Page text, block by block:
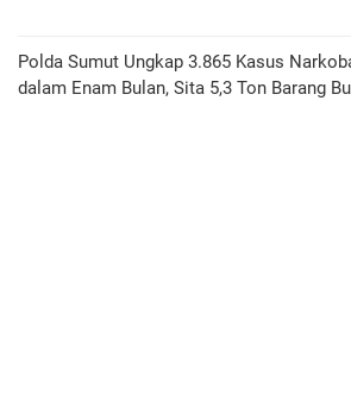
Polda Sumut Ungkap 3.865 Kasus
dalam Enam Bulan, Sita 5,3 Ton Barang